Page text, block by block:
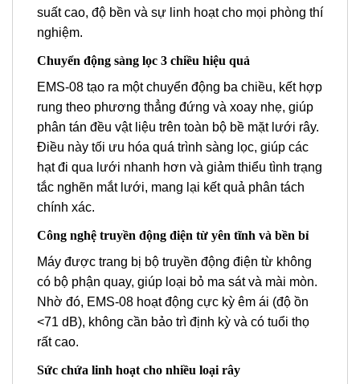
suất cao, độ bền và sự linh hoạt cho mọi phòng thí
nghiệm.
Chuyển động sàng lọc 3 chiều hiệu quả
EMS-08 tạo ra một chuyển động ba chiều, kết hợp
rung theo phương thẳng đứng và xoay nhẹ, giúp
phân tán đều vật liệu trên toàn bộ bề mặt lưới rây.
Điều này tối ưu hóa quá trình sàng lọc, giúp các
hạt đi qua lưới nhanh hơn và giảm thiểu tình trạng
tắc nghẽn mắt lưới, mang lại kết quả phân tách
chính xác.
Công nghệ truyền động điện từ yên tĩnh và bền bỉ
Máy được trang bị bộ truyền động điện từ không
có bộ phận quay, giúp loại bỏ ma sát và mài mòn.
Nhờ đó, EMS-08 hoạt động cực kỳ êm ái (độ ồn
<71 dB), không cần bảo trì định kỳ và có tuổi thọ
rất cao.
Sức chứa linh hoạt cho nhiều loại rây